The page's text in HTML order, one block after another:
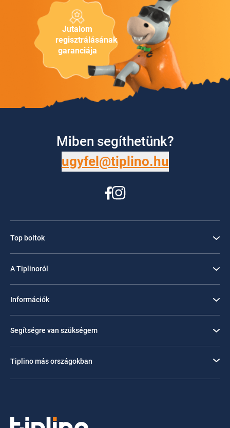
Jutalom
regisztrálásának
garanciája
Miben segíthetünk?
ugyfel@tiplino.hu
Top boltok
A Tiplinoról
Információk
Segítségre van szükségem
Tiplino más országokban